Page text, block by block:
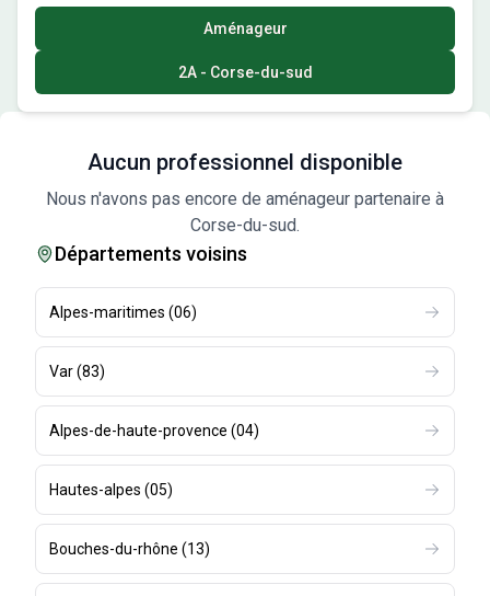
Aménageur
2A - Corse-du-sud
Aucun professionnel disponible
Nous n'avons pas encore de aménageur partenaire à
Corse-du-sud.
Départements voisins
Alpes-maritimes (06)
Var(83)
Alpes-de-haute-provence (04)
Hautes-alpes (05)
Bouches-du-rhône (13)